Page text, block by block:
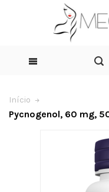
Início
Pycnogenol, 60 mg,